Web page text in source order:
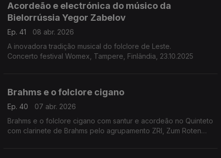
Acordeão e electrónica do músico da
Bielorrússia Yegor Zabelov
Ep. 41
08 abr. 2026
A inovadora tradição musical do folclore de Leste.
Concerto festival Womex, Tampere, Finlândia, 23.10.2025
Brahms e o folclore cigano
Ep. 40
07 abr. 2026
Brahms e o folclore cigano com santur e acordeão no Quinteto
com clarinete de Brahms pelo agrupamento ZRI, Zum Roten